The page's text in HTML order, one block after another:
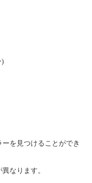
)
を見つけることができ
なります。